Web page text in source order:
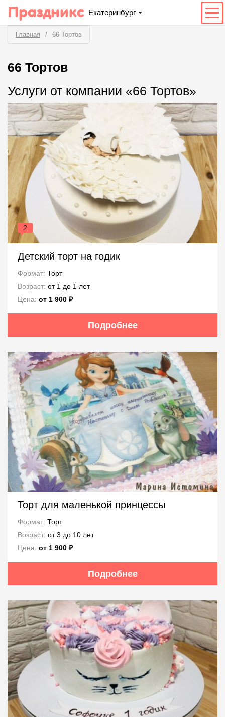
Праздникс Екатеринбург
Главная 66 Тортов
66 Тортов
Услуги от компании «66 Тортов»
2
Детский торт на годик
Формат: Торт
Возраст: от 1 до 1 лет
Цена: от 1 900 ₽
Подробнее
Торт для маленькой принцессы
Формат: Торт
Возраст: от 3 до 10 лет
Цена: от 1 900 ₽
Подробнее